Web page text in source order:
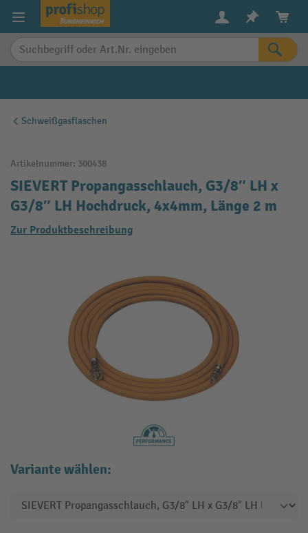
springen
Schweißgasflaschen
Artikelnummer: 300438
SIEVERT Propangasschlauch, G3/8″ LH x
G3/8″ LH Hochdruck, 4x4mm, Länge 2 m
Zur Produktbeschreibung
Variante wählen: